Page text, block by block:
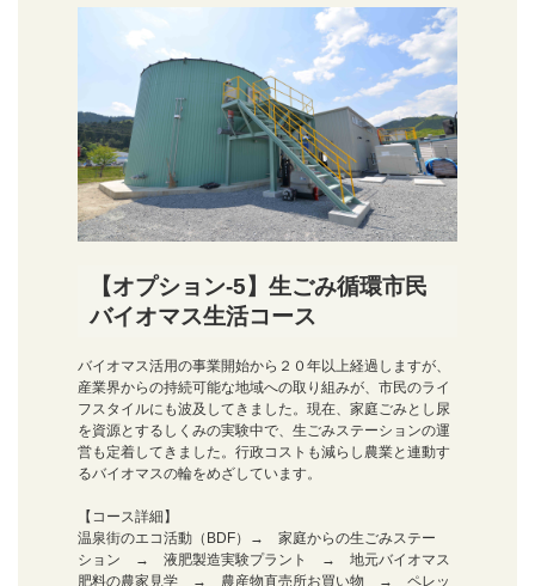
【オプション-5】生ごみ循環市民
バイオマス生活コース
バイオマス活用の事業開始から２０年以上経過しますが、
産業界からの持続可能な地域への取り組みが、市民のライ
フスタイルにも波及してきました。現在、家庭ごみとし尿
を資源とするしくみの実験中で、生ごみステーションの運
営も定着してきました。行政コストも減らし農業と連動す
るバイオマスの輪をめざしています。
【コース詳細】
温泉街のエコ活動（BDF）→ 家庭からの生ごみステー
ション → 液肥製造実験プラント → 地元バイオマス
肥料の農家見学 → 農産物直売所お買い物 → ペレッ